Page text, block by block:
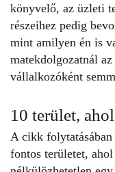
könyvelő, az üzleti
részeihez pedig
mint amilyen én is
matekdolgozatnál
vállalkozóként
10 terület,
A cikk
fontos területet,